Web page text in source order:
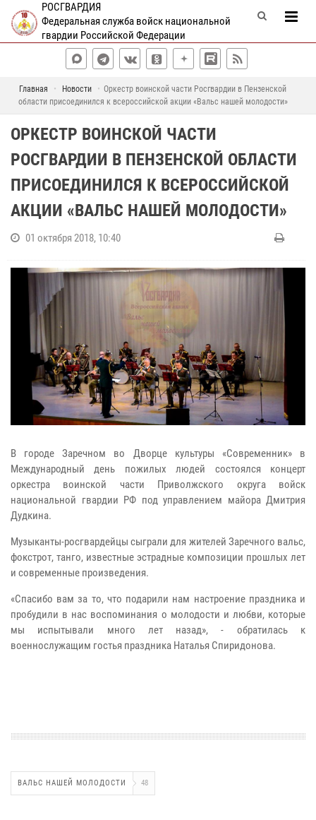
РОСГВАРДИЯ
Федеральная служба войск национальной
гвардии Российской Федерации
Главная Новости
Оркестр воинской части Росгвардии в Пензенской
области присоединился к всероссийской акции «Вальс нашей молодости»
ОРКЕСТР ВОИНСКОЙ ЧАСТИ
РОСГВАРДИИ В ПЕНЗЕНСКОЙ ОБЛАСТИ
ПРИСОЕДИНИЛСЯ К ВСЕРОССИЙСКОЙ
АКЦИИ «ВАЛЬС НАШЕЙ МОЛОДОСТИ»
01 октября 2018, 10:40
В городе Заречном во Дворце культуры «Современник» в
Международный день пожилых людей состоялся концерт
оркестра воинской части Приволжского округа войск
национальной гвардии РФ под управлением майора Дмитрия
Дудкина.
Музыканты-росгвардейцы сыграли для жителей Заречного вальс,
фокстрот, танго, известные эстрадные композиции прошлых лет
и современные произведения.
«Спасибо вам за то, что подарили нам настроение праздника и
пробудили в нас воспоминания о молодости и любви, которые
мы испытывали много лет назад», - обратилась к
военнослужащим гостья праздника Наталья Спиридонова.
ВАЛЬС НАШЕЙ МОЛОДОСТИ 48